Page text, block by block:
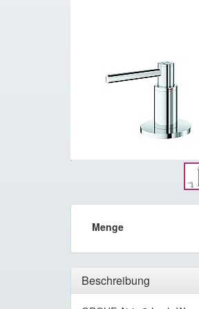
Menge
Beschreibung